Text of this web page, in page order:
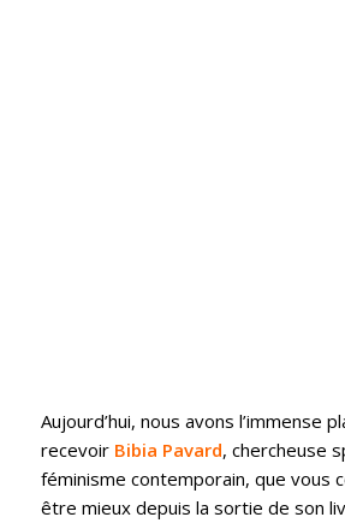
Aujourd’hui, nous avons l’immense
recevoir Bibia Pavard, chercheuse
féminisme contemporain, que vous
être mieux depuis la sortie de son